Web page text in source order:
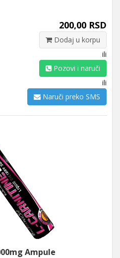
200,00 RSD
Dodaj u korpu
ili
Pozovi i naruči
ili
Naruči preko SMS
Ampule